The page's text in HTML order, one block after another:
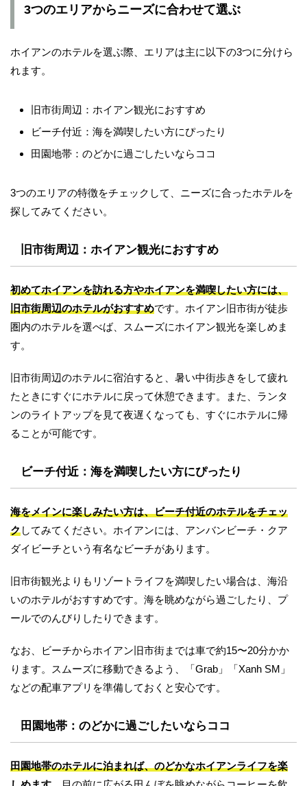
3つのエリアからニーズに合わせて選ぶ
ホイアンのホテルを選ぶ際、エリアは主に以下の3つに分けら
れます。
旧市街周辺：ホイアン観光におすすめ
ビーチ付近：海を満喫したい方にぴったり
田園地帯：のどかに過ごしたいならココ
3つのエリアの特徴をチェックして、ニーズに合ったホテルを
探してみてください。
旧市街周辺：ホイアン観光におすすめ
初めてホイアンを訪れる方やホイアンを満喫したい方には、
旧市街周辺のホテルがおすすめです。ホイアン旧市街が徒歩
圏内のホテルを選べば、スムーズにホイアン観光を楽しめま
す。
旧市街周辺のホテルに宿泊すると、暑い中街歩きをして疲れ
たときにすぐにホテルに戻って休憩できます。また、ランタ
ンのライトアップを見て夜遅くなっても、すぐにホテルに帰
ることが可能です。
ビーチ付近：海を満喫したい方にぴったり
海をメインに楽しみたい方は、ビーチ付近のホテルをチェッ
クしてみてください。ホイアンには、アンバンビーチ・クア
ダイビーチという有名なビーチがあります。
旧市街観光よりもリゾートライフを満喫したい場合は、海沿
いのホテルがおすすめです。海を眺めながら過ごしたり、プ
ールでのんびりしたりできます。
なお、ビーチからホイアン旧市街までは車で約15〜20分かか
ります。スムーズに移動できるよう、「Grab」「Xanh SM」
などの配車アプリを準備しておくと安心です。
田園地帯：のどかに過ごしたいならココ
田園地帯のホテルに泊まれば、のどかなホイアンライフを楽